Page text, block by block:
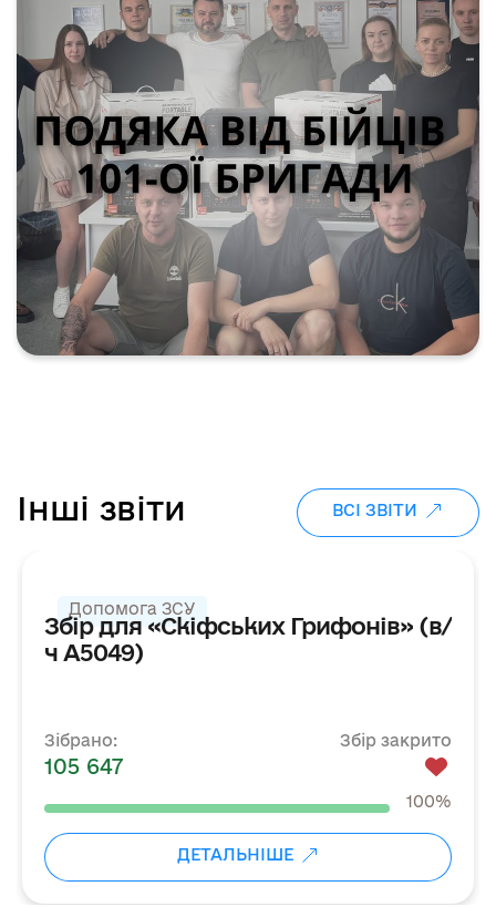
Інші звіти ВСІ ЗВІТИ
ЗБІР ЗАКРИТО
Допомога ЗСУ
Збір для «Скіфських Грифонів» (в/
ч А5049)
Зібрано:
105 647
Збір закрито
100%
ДЕТАЛЬНІШЕ